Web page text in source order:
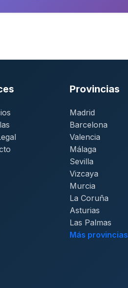
Provincias
Madrid
Barcelona
Valencia
Málaga
Sevilla
Vizcaya
Murcia
La Coruña
Asturias
Las Palmas
Más provincias